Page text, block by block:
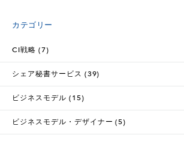
カテゴリー
CI戦略 (7)
シェア秘書サービス (39)
ビジネスモデル (15)
ビジネスモデル・デザイナー (5)